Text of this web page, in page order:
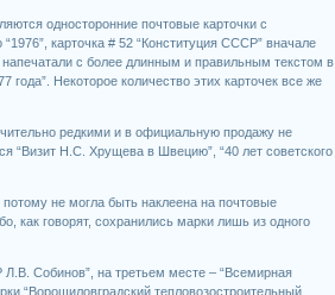
односторонние почтовые карточки с
карточка # 52 “Конституция СССР” вначале
напечатали с более длинным и правильным текстом в
Некоторое количество этих карточек все же
редкими и в официальную продажу не
“Визит Н.С. Хрущева в Швецию”, “40 лет советского
не могла быть наклеена на почтовые
как говорят, сохранились марки лишь из одного
Собинов”, на третьем месте – “Всемирная
“Ворошиловградский тепловозостроительный